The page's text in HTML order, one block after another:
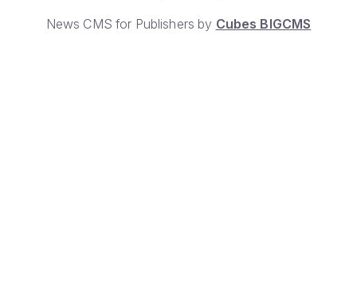
News CMS for Publishers by Cubes BIGCMS